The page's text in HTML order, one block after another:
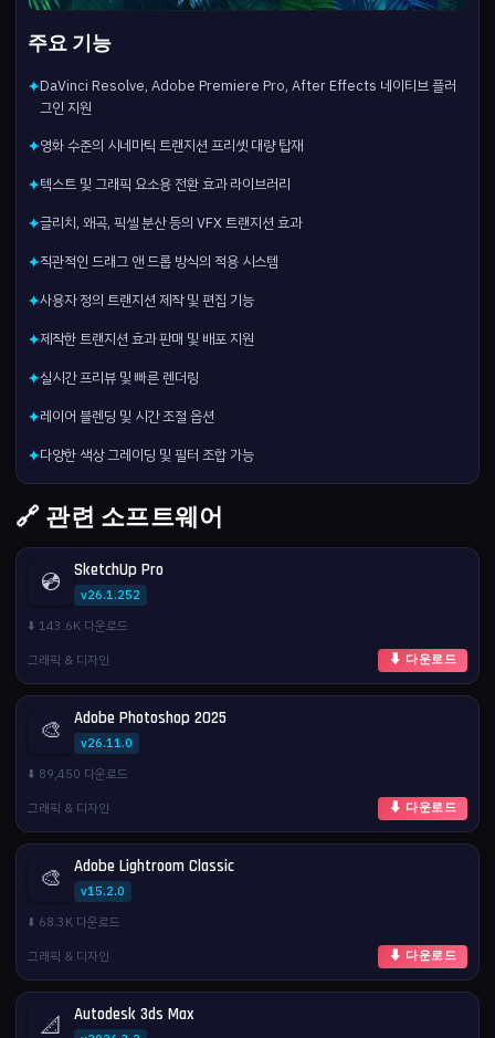
주요 기능
✦DaVinci Resolve, Adobe Premiere Pro, After Effects 네이티브 플러
그인 지원
✦영화 수준의 시네마틱 트랜지션 프리셋 대량 탑재
✦텍스트 및 그래픽 요소용 전환 효과 라이브러리
✦글리치, 왜곡, 픽셀 분산 등의 VFX 트랜지션 효과
✦직관적인 드래그 앤 드롭 방식의 적용 시스템
✦사용자 정의 트랜지션 제작 및 편집 기능
✦제작한 트랜지션 효과 판매 및 배포 지원
✦실시간 프리뷰 및 빠른 렌더링
✦레이어 블렌딩 및 시간 조절 옵션
✦다양한 색상 그레이딩 및 필터 조합 가능
🔗 관련 소프트웨어
💿 SketchUp Pro
v26.1.252
⬇️ 143.6K 다운로드
그래픽 & 디자인
⬇ 다운로드
🎨 Adobe Photoshop 2025
v26.11.0
⬇️ 89,450 다운로드
그래픽 & 디자인
⬇ 다운로드
🎨 Adobe Lightroom Classic
v15.2.0
⬇️ 68.3K 다운로드
그래픽 & 디자인
⬇ 다운로드
📐 Autodesk 3ds Max